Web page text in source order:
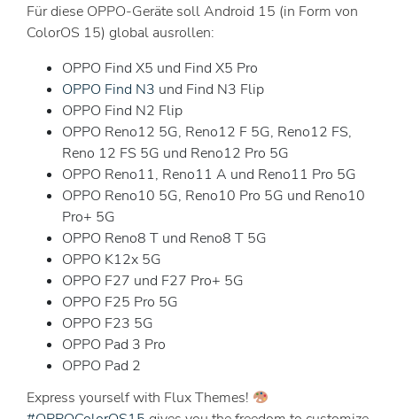
Für diese OPPO-Geräte soll Android 15 (in Form von
ColorOS 15) global ausrollen:
OPPO Find X5 und Find X5 Pro
OPPO Find N3 und Find N3 Flip
OPPO Find N2 Flip
OPPO Reno12 5G, Reno12 F 5G, Reno12 FS,
Reno 12 FS 5G und Reno12 Pro 5G
OPPO Reno11, Reno11 A und Reno11 Pro 5G
OPPO Reno10 5G, Reno10 Pro 5G und Reno10
Pro+ 5G
OPPO Reno8 T und Reno8 T 5G
OPPO K12x 5G
OPPO F27 und F27 Pro+ 5G
OPPO F25 Pro 5G
OPPO F23 5G
OPPO Pad 3 Pro
OPPO Pad 2
Express yourself with Flux Themes!